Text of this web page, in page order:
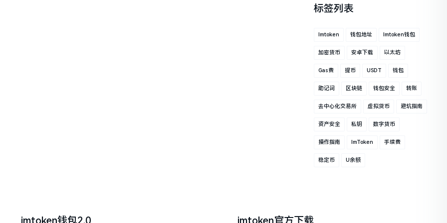
标签列表
Imtoken 钱包地址 Imtoken钱包
加密货币 安卓下载 以太坊
Gas费 提币 USDT 钱包
助记词 区块链 钱包安全 转账
去中心化交易所 虚拟货币 避坑指南
资产安全 私钥 数字货币
操作指南 ImToken 手续费
稳定币 U余额